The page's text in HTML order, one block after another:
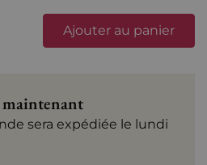
Ajouter au panier
sera expédiée le lundi